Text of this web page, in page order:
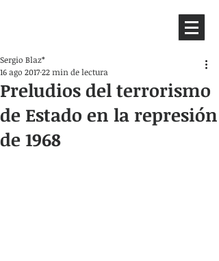
Preludios del terrorismo
de Estado en la represión
de 1968
Sergio Blaz*
16 ago 201722 min de lectura